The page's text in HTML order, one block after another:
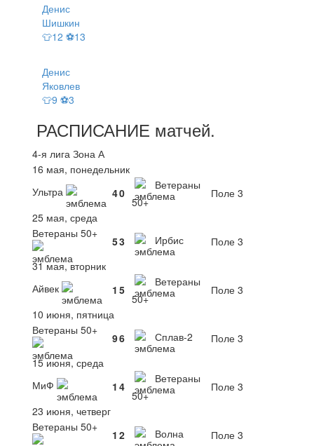
Денис
Шишкин
👕12 ⚽13
Денис
Яковлев
👕9 ⚽3
РАСПИСАНИЕ матчей.
4-я лига Зона А
16 мая, понедельник
Ультра
40
Ветераны
50+
Поле 3
25 мая, среда
Ветераны 50+
53 Ирбис
Поле 3
31 мая, вторник
Айвек
1 5
Ветераны
50+
Поле 3
10 июня, пятница
Ветераны 50+
96 Сплав-2
Поле 3
15 июня, среда
МиФ
1 4
Ветераны
50+
Поле 3
23 июня, четверг
Ветераны 50+
1 2 Волна
Поле 3